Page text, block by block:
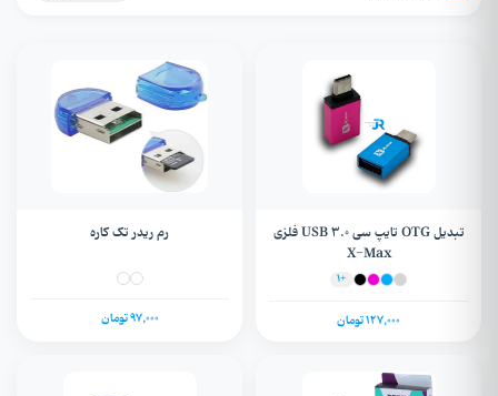
تبدیل OTG تایپ سی USB 3.0 فلزی
X-Max
+1
127,000 تومان
رم ریدر تک کاره
97,000 تومان